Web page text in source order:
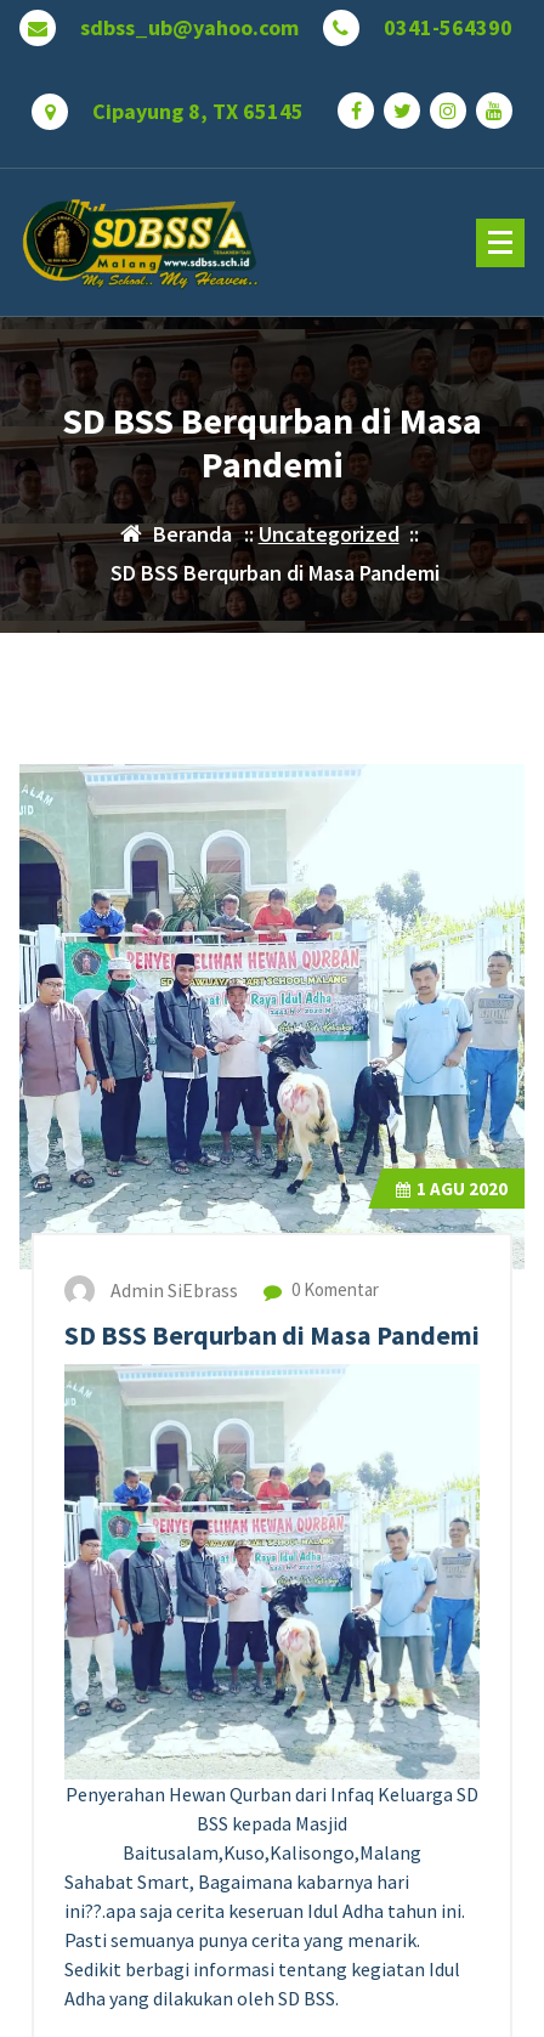
Lewati
sdbss_ub@yahoo.com 0341-564390
Cipayung 8, TX 65145
SD BSS Berqurban di Masa
Pandemi
Beranda ::Uncategorized::
SD BSS Berqurban di Masa Pandemi
1 AGU 2020
Admin SiEbrass 0 Komentar
SD BSS Berqurban di Masa Pandemi
Penyerahan Hewan Qurban dari Infaq Keluarga SD
BSS kepada Masjid
Baitusalam,Kuso,Kalisongo,Malang
Sahabat Smart, Bagaimana kabarnya hari
ini??.apa saja cerita keseruan Idul Adha tahun ini.
Pasti semuanya punya cerita yang menarik.
Sedikit berbagi informasi tentang kegiatan Idul
Adha yang dilakukan oleh SD BSS.